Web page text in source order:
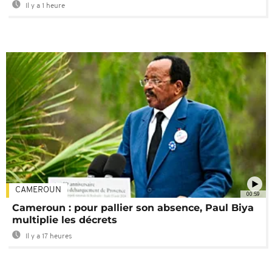
Il y a 1 heure
00:59
CAMEROUN
Cameroun : pour pallier son absence, Paul Biya
multiplie les décrets
Il y a 17 heures